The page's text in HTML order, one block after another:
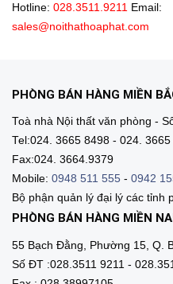
Hotline: 028.3511.9211
Email:
sales@noithathoaphat.com
PHÒNG BÁN HÀNG MIỀN
Toà nhà Nội thất văn phòng -
Tel:024. 3665 8498 - 024.
Fax:024. 3664.9379
Mobile: 0948 511 555 - 0942
Bộ phận quản lý đại lý các tỉnh
PHÒNG BÁN HÀNG MIỀN
55 Bạch Đằng, Phường 15, Q.
Số ĐT :028.3511 9211 -